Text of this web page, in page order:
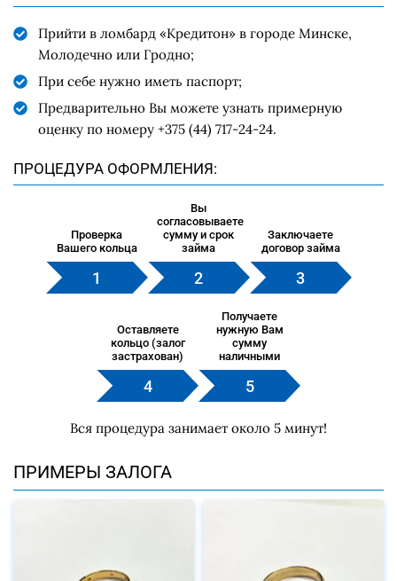
Прийти в ломбард «Кредитон» в городе Минске,
Молодечно или Гродно;
При себе нужно иметь паспорт;
Предварительно Вы можете узнать примерную
оценку по номеру +375 (44) 717-24-24.
ПРОЦЕДУРА ОФОРМЛЕНИЯ:
Проверка
Вашего кольца
Вы
согласовываете
сумму и срок
займа
Заключаете
договор займа
Оставляете
кольцо (залог
застрахован)
Получаете
нужную Вам
сумму
наличными
Вся процедура занимает около 5 минут!
ПРИМЕРЫ ЗАЛОГА